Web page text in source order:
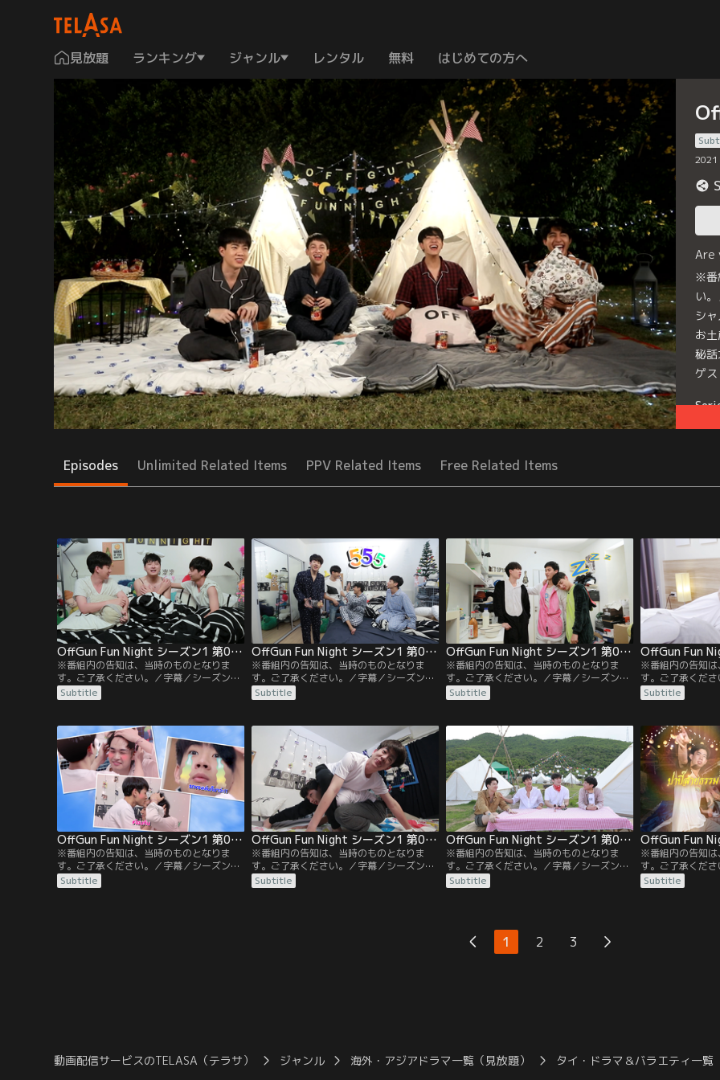
見放題 ランキング ジャンル レンタル 無料 はじめての方へ
2021
Are
※番
い
シ
お
秘
ゲ
Episodes Unlimited Related Items PPV Related Items Free Related Items
OffGun Fun Night シーズン1 第01話／字幕
※番組内の告知は、当時のものとなりま
す。ご了承ください。／字幕／シーズン1
第1話／記念すべき初回のゲストはクリ
ス。仲の良い3人のプライベート暴露トー
最後はクリスがハマっているという物語作
りで謎の名作が誕生！？
Subtitle
OffGun Fun Night シーズン1 第02話／字幕
※番組内の告知は、当時のものとなりま
す。ご了承ください。／字幕／シーズン1
第2話／ゲストはシントー。プライベート
トークに始まり、シントーが考えた3つの
ムもあり、白熱する対決の途中でなんとク
リスも乱入！
Subtitle
OffGun Fun Night シーズン1 第03話／字幕
※番組内の告知は、当時のものとなりま
す。ご了承ください。／字幕／シーズン1
第3話／かつてオフとルームシェアをして
いたテーがゲストで登場。一緒に暮らして
し、ガンがどちらがより“変わった人”かを
ジャッジする。さらにテーが祖母直伝の健
康レシピを披露し、2人に振る舞う。
Subtitle
※番組内の告知は
す。ご了承くだ
第4話／ガイ＆ナ
ー、オージュン
ぞれのペアと、
対決を行う。
Subtitle
OffGun Fun Night シーズン1 第06話／字幕
※番組内の告知は、当時のものとなりま
す。ご了承ください。／字幕／シーズン1
第6話／オープをゲストに迎え、ジェンガ
対決。抜いたブロックに書かれた質問に答
Subtitle
OffGun Fun Night シーズン1 第07話／字幕
※番組内の告知は、当時のものとなりま
す。ご了承ください。／字幕／シーズン1
第7話／本日、二人の部屋を訪れたのはゴ
ッド。筋肉をつけたいオフに、ゴッドが筋
Subtitle
OffGun Fun Night シーズン1 第08話／字幕
※番組内の告知は、当時のものとなりま
す。ご了承ください。／字幕／シーズン1
第8話／番組初となる屋外ロケに参戦する
のはテーとニュー。まずは各自がアウトド
り、バーベキューを楽しんだ後は、テーと
ニューがどれだけお互いを理解しているか
クイズに挑戦！
Subtitle
※番組内の告知は
す。ご了承くだ
第9話／テーとニ
外ロケの後編。
Subtitle
1 2 3
動画配信サービスのTELASA（テラサ） ジャンル 海外・アジアドラマ一覧（見放題） タイ・ドラマ＆バラエティ一覧